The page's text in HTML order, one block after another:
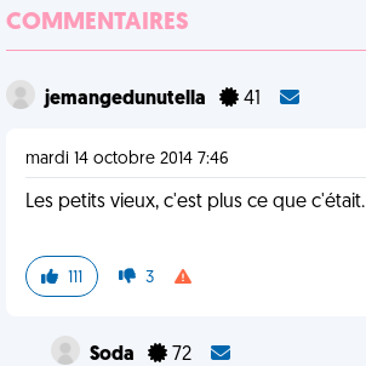
COMMENTAIRES
jemangedunutella 41
mardi 14 octobre 2014 7:46
Les petits vieux, c'est plus ce que c'était.
111 3
Soda 72